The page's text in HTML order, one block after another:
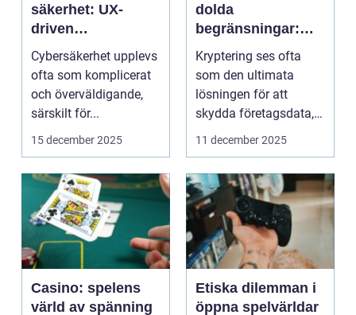
säkerhet: UX-
driven
cybersäkerhet för
icke-tekniska
användare
Cybersäkerhet upplevs
ofta som komplicerat
och överväldigande,
särskilt för...
15 december 2025
dolda
begränsningar:
När säker kod kan
missleda företag
Kryptering ses ofta
som den ultimata
lösningen för att
skydda företagsdata,
men verkl...
11 december 2025
Casino: spelens
värld av spänning
Etiska dilemman i
öppna spelvärldar